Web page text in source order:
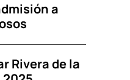
a
Rivera de la